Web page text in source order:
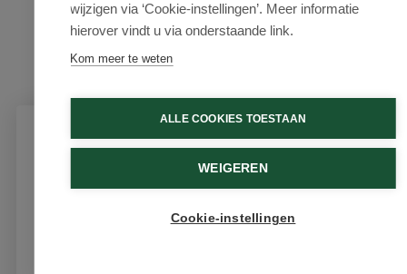
wijzigen via ‘Cookie-instellingen’. Meer informatie
hierover vindt u via onderstaande link.
Kom meer te weten
ALLE COOKIES TOESTAAN
WEIGEREN
Cookie-instellingen
Schrijf je in voor onze nieuwsbrief
Ontvang als eerste de beste aanbiedingen en persoonlijk
advies